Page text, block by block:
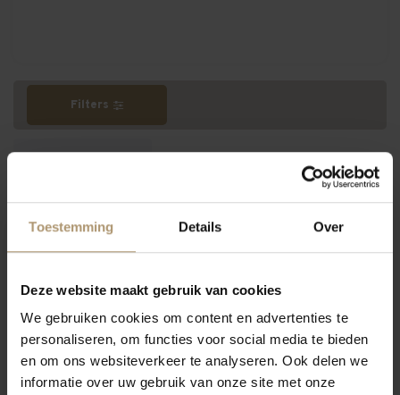
Toestemming Details Over
Deze website maakt gebruik van cookies
We gebruiken cookies om content en advertenties te
personaliseren, om functies voor social media te bieden
en om ons websiteverkeer te analyseren. Ook delen we
informatie over uw gebruik van onze site met onze
Filters